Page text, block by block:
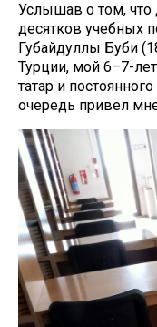
Услышав о том, что
десятков учебных
Губайдуллы Буби
Турции, мой 6–7-
татар и
очередь привел